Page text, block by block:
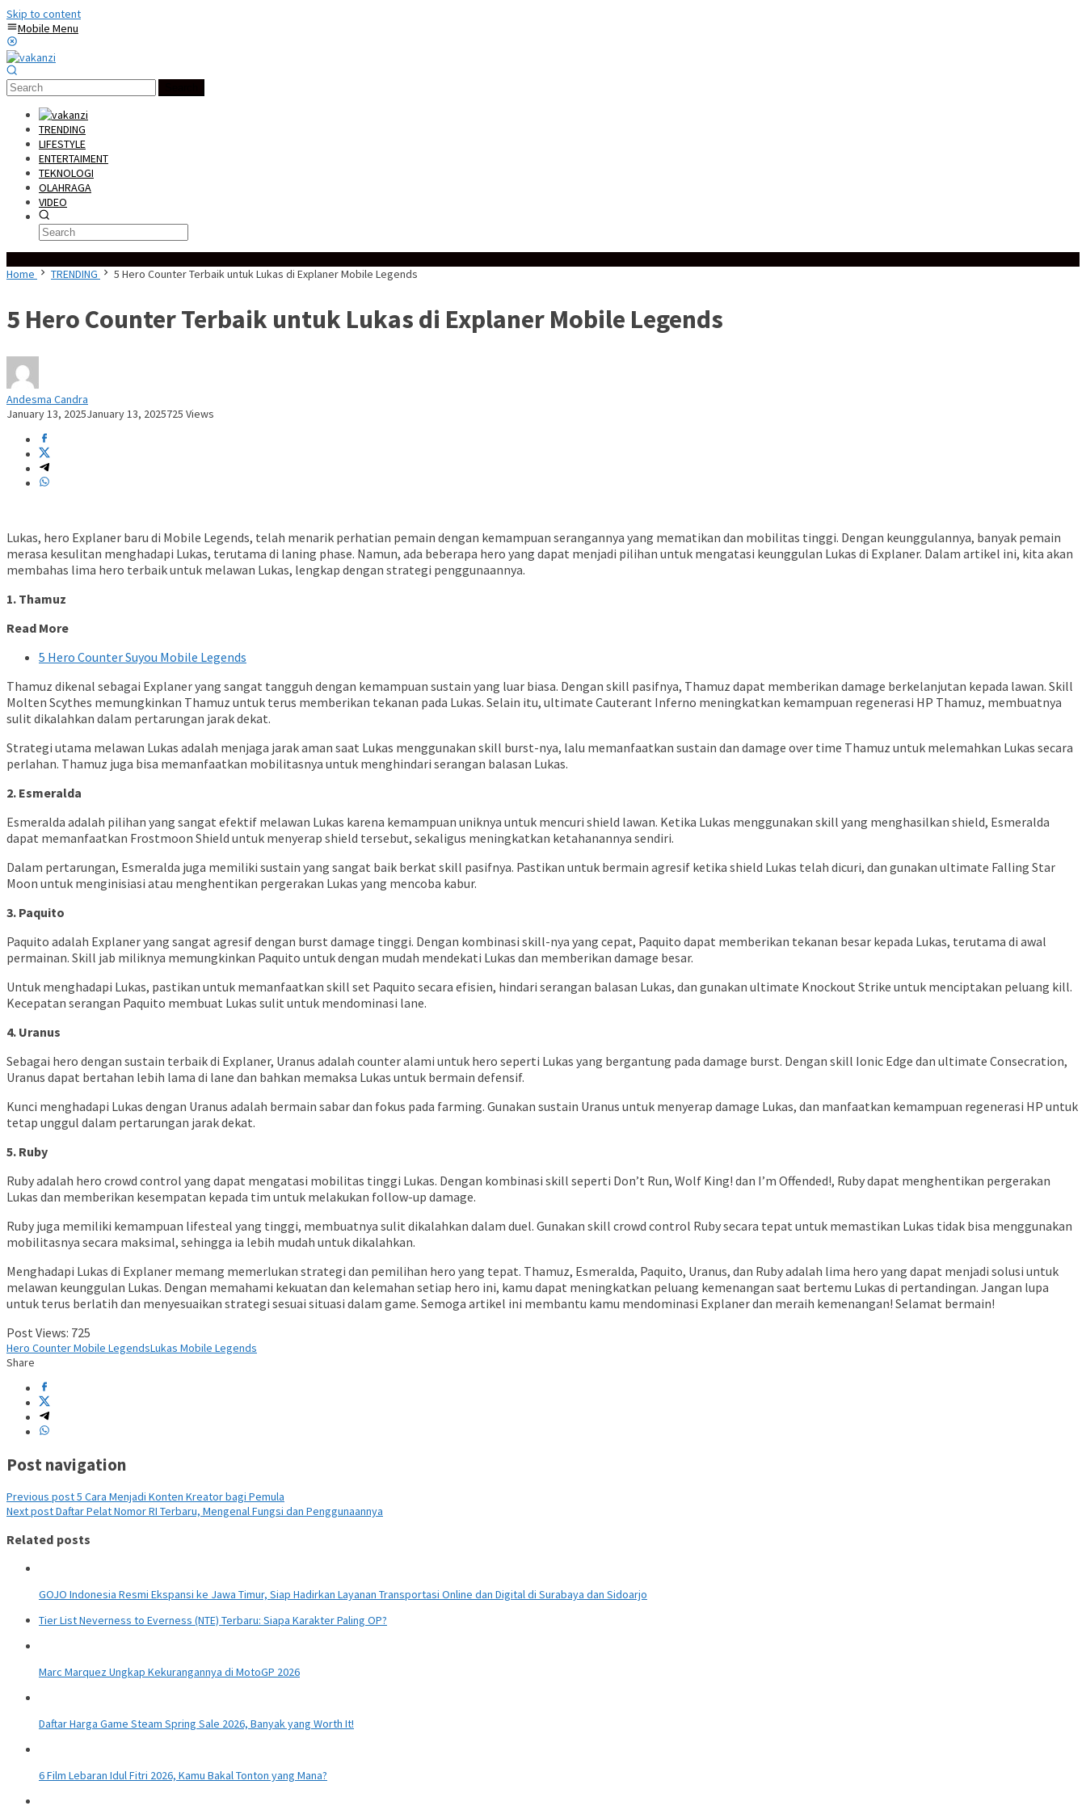
Skip to content
Mobile Menu
TRENDING
LIFESTYLE
ENTERTAIMENT
TEKNOLOGI
OLAHRAGA
VIDEO
Home
TRENDING 5 Hero Counter Terbaik untuk Lukas di Explaner Mobile Legends
5 Hero Counter Terbaik untuk Lukas di Explaner Mobile Legends
Andesma Candra
January 13, 2025January 13, 2025725 Views
Lukas, hero Explaner baru di Mobile Legends, telah menarik perhatian pemain dengan kemampuan serangannya yang mematikan dan mobilitas tinggi. Dengan keunggulannya, banyak pemain
merasa kesulitan menghadapi Lukas, terutama di laning phase. Namun, ada beberapa hero yang dapat menjadi pilihan untuk mengatasi keunggulan Lukas di Explaner. Dalam artikel ini, kita akan
membahas lima hero terbaik untuk melawan Lukas, lengkap dengan strategi penggunaannya.
1. Thamuz
Read More
5 Hero Counter Suyou Mobile Legends
Thamuz dikenal sebagai Explaner yang sangat tangguh dengan kemampuan sustain yang luar biasa. Dengan skill pasifnya, Thamuz dapat memberikan damage berkelanjutan kepada lawan. Skill
Molten Scythes memungkinkan Thamuz untuk terus memberikan tekanan pada Lukas. Selain itu, ultimate Cauterant Inferno meningkatkan kemampuan regenerasi HP Thamuz, membuatnya
sulit dikalahkan dalam pertarungan jarak dekat.
Strategi utama melawan Lukas adalah menjaga jarak aman saat Lukas menggunakan skill burst-nya, lalu memanfaatkan sustain dan damage over time Thamuz untuk melemahkan Lukas secara
perlahan. Thamuz juga bisa memanfaatkan mobilitasnya untuk menghindari serangan balasan Lukas.
2. Esmeralda
Esmeralda adalah pilihan yang sangat efektif melawan Lukas karena kemampuan uniknya untuk mencuri shield lawan. Ketika Lukas menggunakan skill yang menghasilkan shield, Esmeralda
dapat memanfaatkan Frostmoon Shield untuk menyerap shield tersebut, sekaligus meningkatkan ketahanannya sendiri.
Dalam pertarungan, Esmeralda juga memiliki sustain yang sangat baik berkat skill pasifnya. Pastikan untuk bermain agresif ketika shield Lukas telah dicuri, dan gunakan ultimate Falling Star
Moon untuk menginisiasi atau menghentikan pergerakan Lukas yang mencoba kabur.
3. Paquito
Paquito adalah Explaner yang sangat agresif dengan burst damage tinggi. Dengan kombinasi skill-nya yang cepat, Paquito dapat memberikan tekanan besar kepada Lukas, terutama di awal
permainan. Skill jab miliknya memungkinkan Paquito untuk dengan mudah mendekati Lukas dan memberikan damage besar.
Untuk menghadapi Lukas, pastikan untuk memanfaatkan skill set Paquito secara efisien, hindari serangan balasan Lukas, dan gunakan ultimate Knockout Strike untuk menciptakan peluang kill.
Kecepatan serangan Paquito membuat Lukas sulit untuk mendominasi lane.
4. Uranus
Sebagai hero dengan sustain terbaik di Explaner, Uranus adalah counter alami untuk hero seperti Lukas yang bergantung pada damage burst. Dengan skill Ionic Edge dan ultimate Consecration,
Uranus dapat bertahan lebih lama di lane dan bahkan memaksa Lukas untuk bermain defensif.
Kunci menghadapi Lukas dengan Uranus adalah bermain sabar dan fokus pada farming. Gunakan sustain Uranus untuk menyerap damage Lukas, dan manfaatkan kemampuan regenerasi HP untuk
tetap unggul dalam pertarungan jarak dekat.
5. Ruby
Ruby adalah hero crowd control yang dapat mengatasi mobilitas tinggi Lukas. Dengan kombinasi skill seperti Don’t Run, Wolf King! dan I’m Offended!, Ruby dapat menghentikan pergerakan
Lukas dan memberikan kesempatan kepada tim untuk melakukan follow-up damage.
Ruby juga memiliki kemampuan lifesteal yang tinggi, membuatnya sulit dikalahkan dalam duel. Gunakan skill crowd control Ruby secara tepat untuk memastikan Lukas tidak bisa menggunakan
mobilitasnya secara maksimal, sehingga ia lebih mudah untuk dikalahkan.
Menghadapi Lukas di Explaner memang memerlukan strategi dan pemilihan hero yang tepat. Thamuz, Esmeralda, Paquito, Uranus, dan Ruby adalah lima hero yang dapat menjadi solusi untuk
melawan keunggulan Lukas. Dengan memahami kekuatan dan kelemahan setiap hero ini, kamu dapat meningkatkan peluang kemenangan saat bertemu Lukas di pertandingan. Jangan lupa
untuk terus berlatih dan menyesuaikan strategi sesuai situasi dalam game. Semoga artikel ini membantu kamu mendominasi Explaner dan meraih kemenangan! Selamat bermain!
Post Views: 725
Hero Counter Mobile LegendsLukas Mobile Legends
Share
Post navigation
Previous post5 Cara Menjadi Konten Kreator bagi Pemula
Next postDaftar Pelat Nomor RI Terbaru, Mengenal Fungsi dan Penggunaannya
Related posts
GOJO Indonesia Resmi Ekspansi ke Jawa Timur, Siap Hadirkan Layanan Transportasi Online dan Digital di Surabaya dan Sidoarjo
Tier List Neverness to Everness (NTE) Terbaru: Siapa Karakter Paling OP?
Marc Marquez Ungkap Kekurangannya di MotoGP 2026
Daftar Harga Game Steam Spring Sale 2026, Banyak yang Worth It!
6 Film Lebaran Idul Fitri 2026, Kamu Bakal Tonton yang Mana?